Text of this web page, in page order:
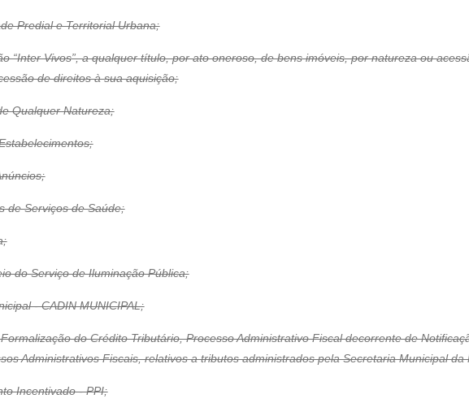
Predial e Territorial Urbana;
“Inter Vivos”, a qualquer título, por ato oneroso, de bens imóveis, por natureza ou
de direitos à sua aquisição;
Qualquer Natureza;
de Serviços de Saúde;
do Serviço de Iluminação Pública;
- CADIN MUNICIPAL;
do Crédito Tributário, Processo Administrativo Fiscal decorrente de
Administrativos Fiscais, relativos a tributos administrados pela Secretaria Municipal
Incentivado - PPI;